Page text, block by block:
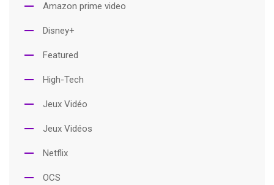
Amazon prime video
Disney+
Featured
High-Tech
Jeux Vidéo
Jeux Vidéos
Netflix
OCS